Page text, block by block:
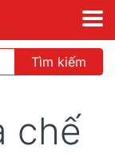
Tìm kiếm
chế